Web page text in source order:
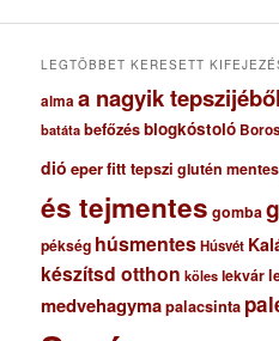
u
LEGTÖBBET KERESETT
almaa nagyik
batáta befőzésblogkóstoló
dió eperfitt tepszi glutén mentes
és tejmentes gomba
pékség húsmentesHúsvét
készítsd otthon köles lekvár
medvehagymapalacsinta